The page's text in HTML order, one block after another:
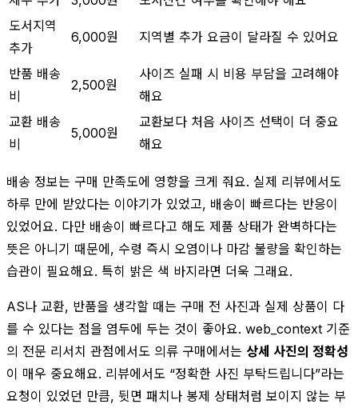
도서지역
추가
6,000원 지역별 추가 요금이 달라질 수 있어요
반품 배송
비
2,500원
사이즈 실패 시 비용 부담을 고려해야
해요
교환 배송
비
5,000원
교환보다 처음 사이즈 선택이 더 중요
해요
배송 정보는 구매 만족도에 영향을 크게 줘요. 실제 리뷰에서도
하루 만에 받았다는 이야기가 있었고, 배송이 빠르다는 반응이
있었어요. 다만 배송이 빠르다고 해도 제품 상태가 완벽하다는
뜻은 아니기 때문에, 수령 즉시 오염이나 마감 불량을 확인하는
습관이 필요해요. 특히 밝은 색 바지라면 더욱 그래요.
AS나 교환, 반품을 생각할 때는 구매 전 사진과 실제 상품이 다
를 수 있다는 점을 염두에 두는 것이 좋아요. web_context 기준
의 전문 리서치 관점에서도 의류 구매에서는 상세 사진의 정확성
이 매우 중요해요. 리뷰에서도 “정확한 사진 부탁드립니다”라는
요청이 있었던 만큼, 뒷면 패치나 봉제 상태처럼 보이지 않는 부